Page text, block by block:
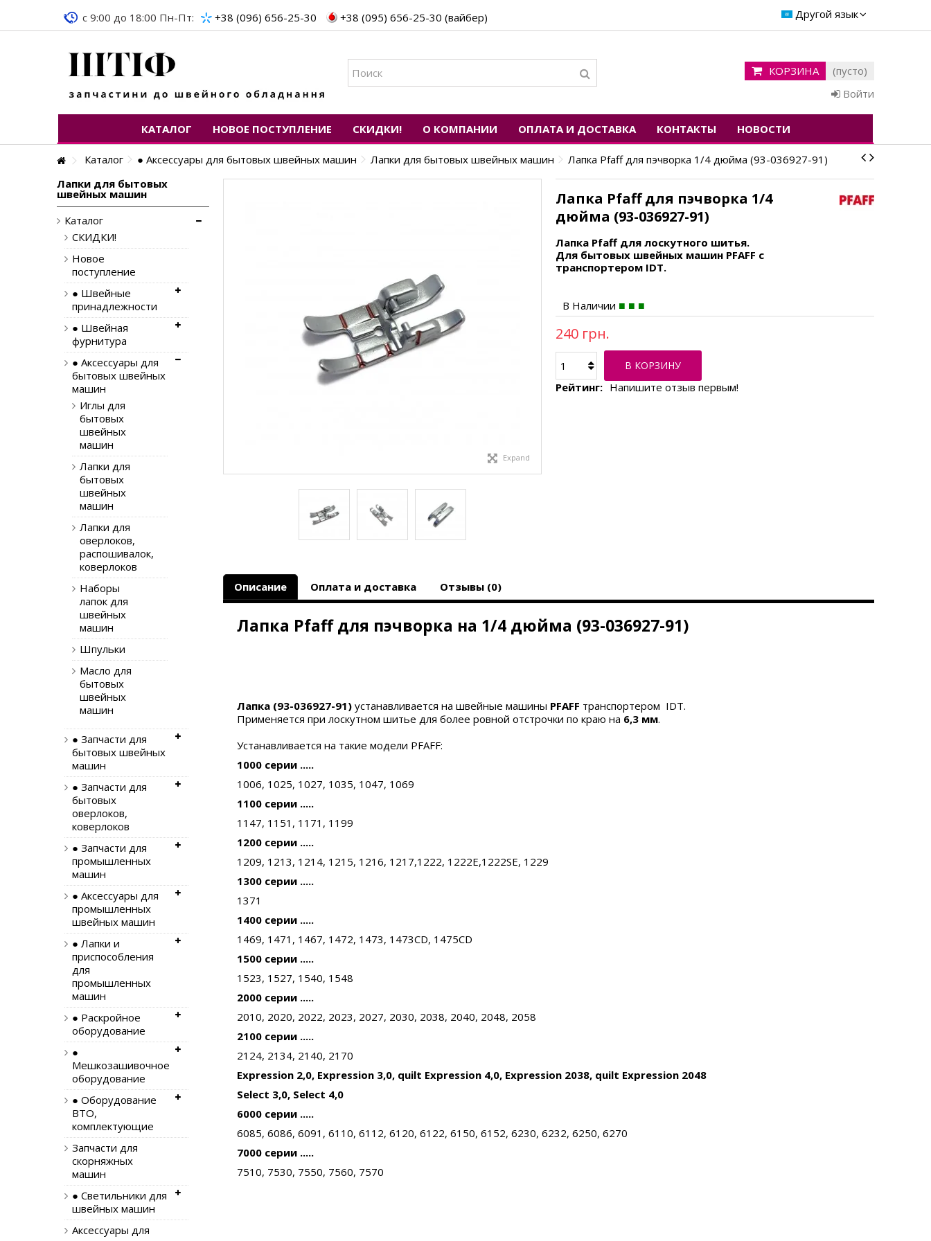
Другой язык
c 9:00 до 18:00 Пн-Пт: +38 (096) 656-25-30 +38 (095) 656-25-30 (вайбер)
КОРЗИНА
(пусто)
Войти
КАТАЛОГ НОВОЕ ПОСТУПЛЕНИЕ СКИДКИ! О КОМПАНИИ ОПЛАТА И ДОСТАВКА КОНТАКТЫ НОВОСТИ
Каталог ● Аксессуары для бытовых швейных машин Лапки для бытовых швейных машин Лапка Pfaff для пэчворка 1/4 дюйма (93-036927-91)
Expand
Лапка Pfaff для пэчворка 1/4
дюйма (93-036927-91)
Лапка Pfaff для лоскутного шитья.
Для бытовых швейных машин PFAFF с
транспортером IDT.
В Наличии
240 грн.
В КОРЗИНУ
Рейтинг: Напишите отзыв первым!
Описание Оплата и доставка Отзывы (0)
Лапка Pfaff для пэчворка на 1/4 дюйма (93-036927-91)
Лапка (93-036927-91)устанавливается на швейные машины PFAFF транспортером IDT.
Применяется при лоскутном шитье для более ровной отстрочки по краю на 6,3 мм.
Устанавливается на такие модели PFAFF:
1000 серии .....
1006, 1025, 1027, 1035, 1047, 1069
1100 серии .....
1147, 1151, 1171, 1199
1200 серии .....
1209, 1213, 1214, 1215, 1216, 1217,1222, 1222E,1222SE, 1229
1300 серии .....
1371
1400 серии .....
1469, 1471, 1467, 1472, 1473, 1473CD, 1475CD
1500 серии .....
1523, 1527, 1540, 1548
2000 серии .....
2010, 2020, 2022, 2023, 2027, 2030, 2038, 2040, 2048, 2058
2100 серии .....
2124, 2134, 2140, 2170
Expression 2,0, Expression 3,0, quilt Expression 4,0, Expression 2038, quilt Expression 2048
Select 3,0, Select 4,0
6000 серии .....
6085, 6086, 6091, 6110, 6112, 6120, 6122, 6150, 6152, 6230, 6232, 6250, 6270
7000 серии .....
7510, 7530, 7550, 7560, 7570
Лапки для бытовых
швейных машин
Каталог
СКИДКИ!
Новое
поступление
● Швейные
принадлежности
● Швейная
фурнитура
● Аксессуары для
бытовых швейных
машин
Иглы для
бытовых
швейных
машин
Лапки для
бытовых
швейных
машин
Лапки для
оверлоков,
распошивалок,
коверлоков
Наборы
лапок для
швейных
машин
Шпульки
Масло для
бытовых
швейных
машин
● Запчасти для
бытовых швейных
машин
● Запчасти для
бытовых
оверлоков,
коверлоков
● Запчасти для
промышленных
машин
● Аксессуары для
промышленных
швейных машин
● Лапки и
приспособления
для
промышленных
машин
● Раскройное
оборудование
●
Мешкозашивочное
оборудование
● Оборудование
ВТО,
комплектующие
Запчасти для
скорняжных
машин
● Светильники для
швейных машин
Аксессуары для